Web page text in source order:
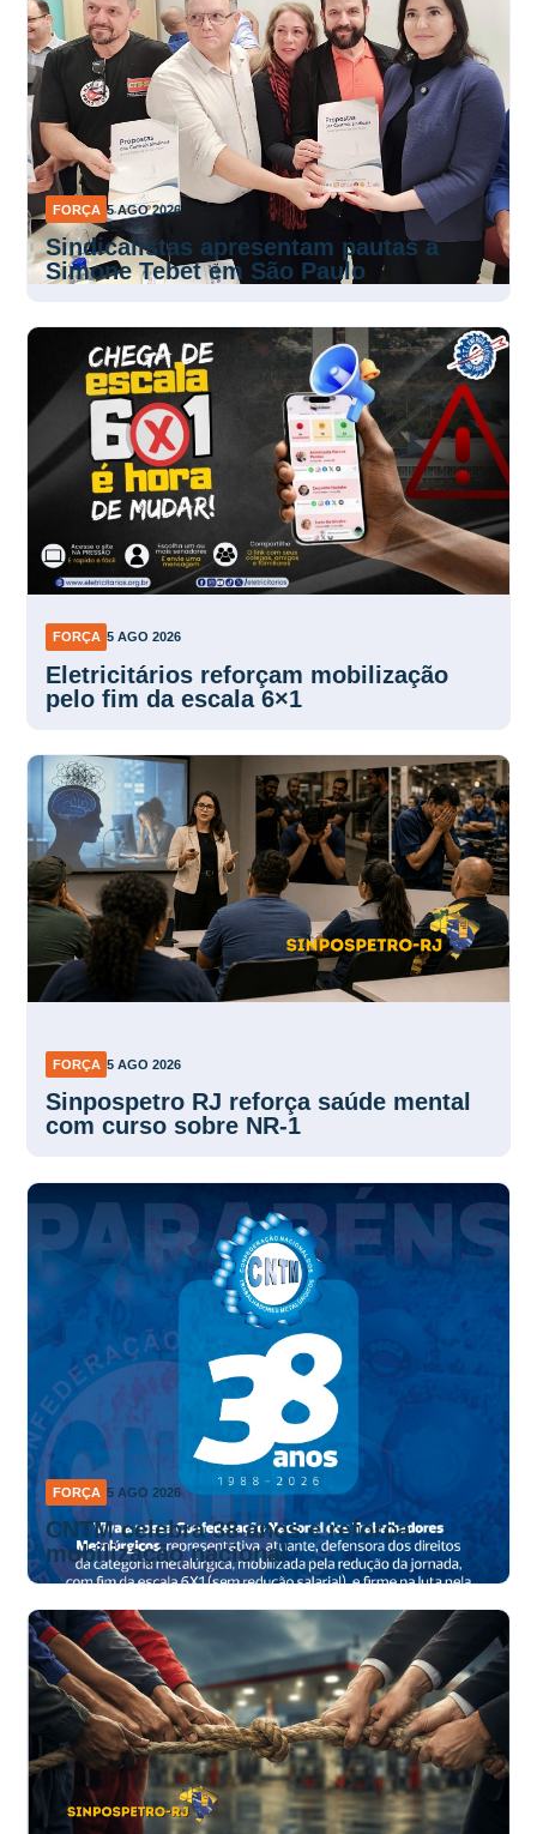
FORÇA 5 AGO 2026
Sindicalistas apresentam pautas a
Simone Tebet em São Paulo
FORÇA 5 AGO 2026
Eletricitários reforçam mobilização
pelo fim da escala 6×1
FORÇA 5 AGO 2026
Sinpospetro RJ reforça saúde mental
com curso sobre NR-1
FORÇA 5 AGO 2026
CNTM celebra 38 anos e reforça
mobilização nacional